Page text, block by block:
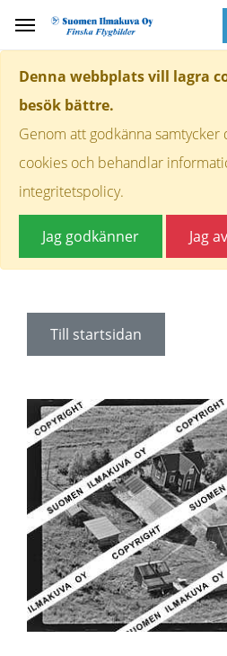
Denna webbplats vill lagra
besök bättre.
Genom att godkänna samtycker
cookies och behandlar
integritetspolicy.
Jag godkänner Jag
Till startsidan